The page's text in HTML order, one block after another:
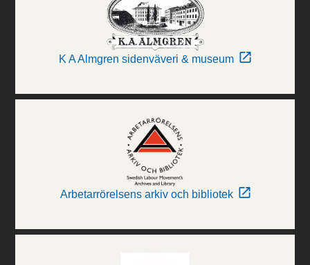
K A Almgren sidenväveri & museum
Arbetarrörelsens arkiv och bibliotek